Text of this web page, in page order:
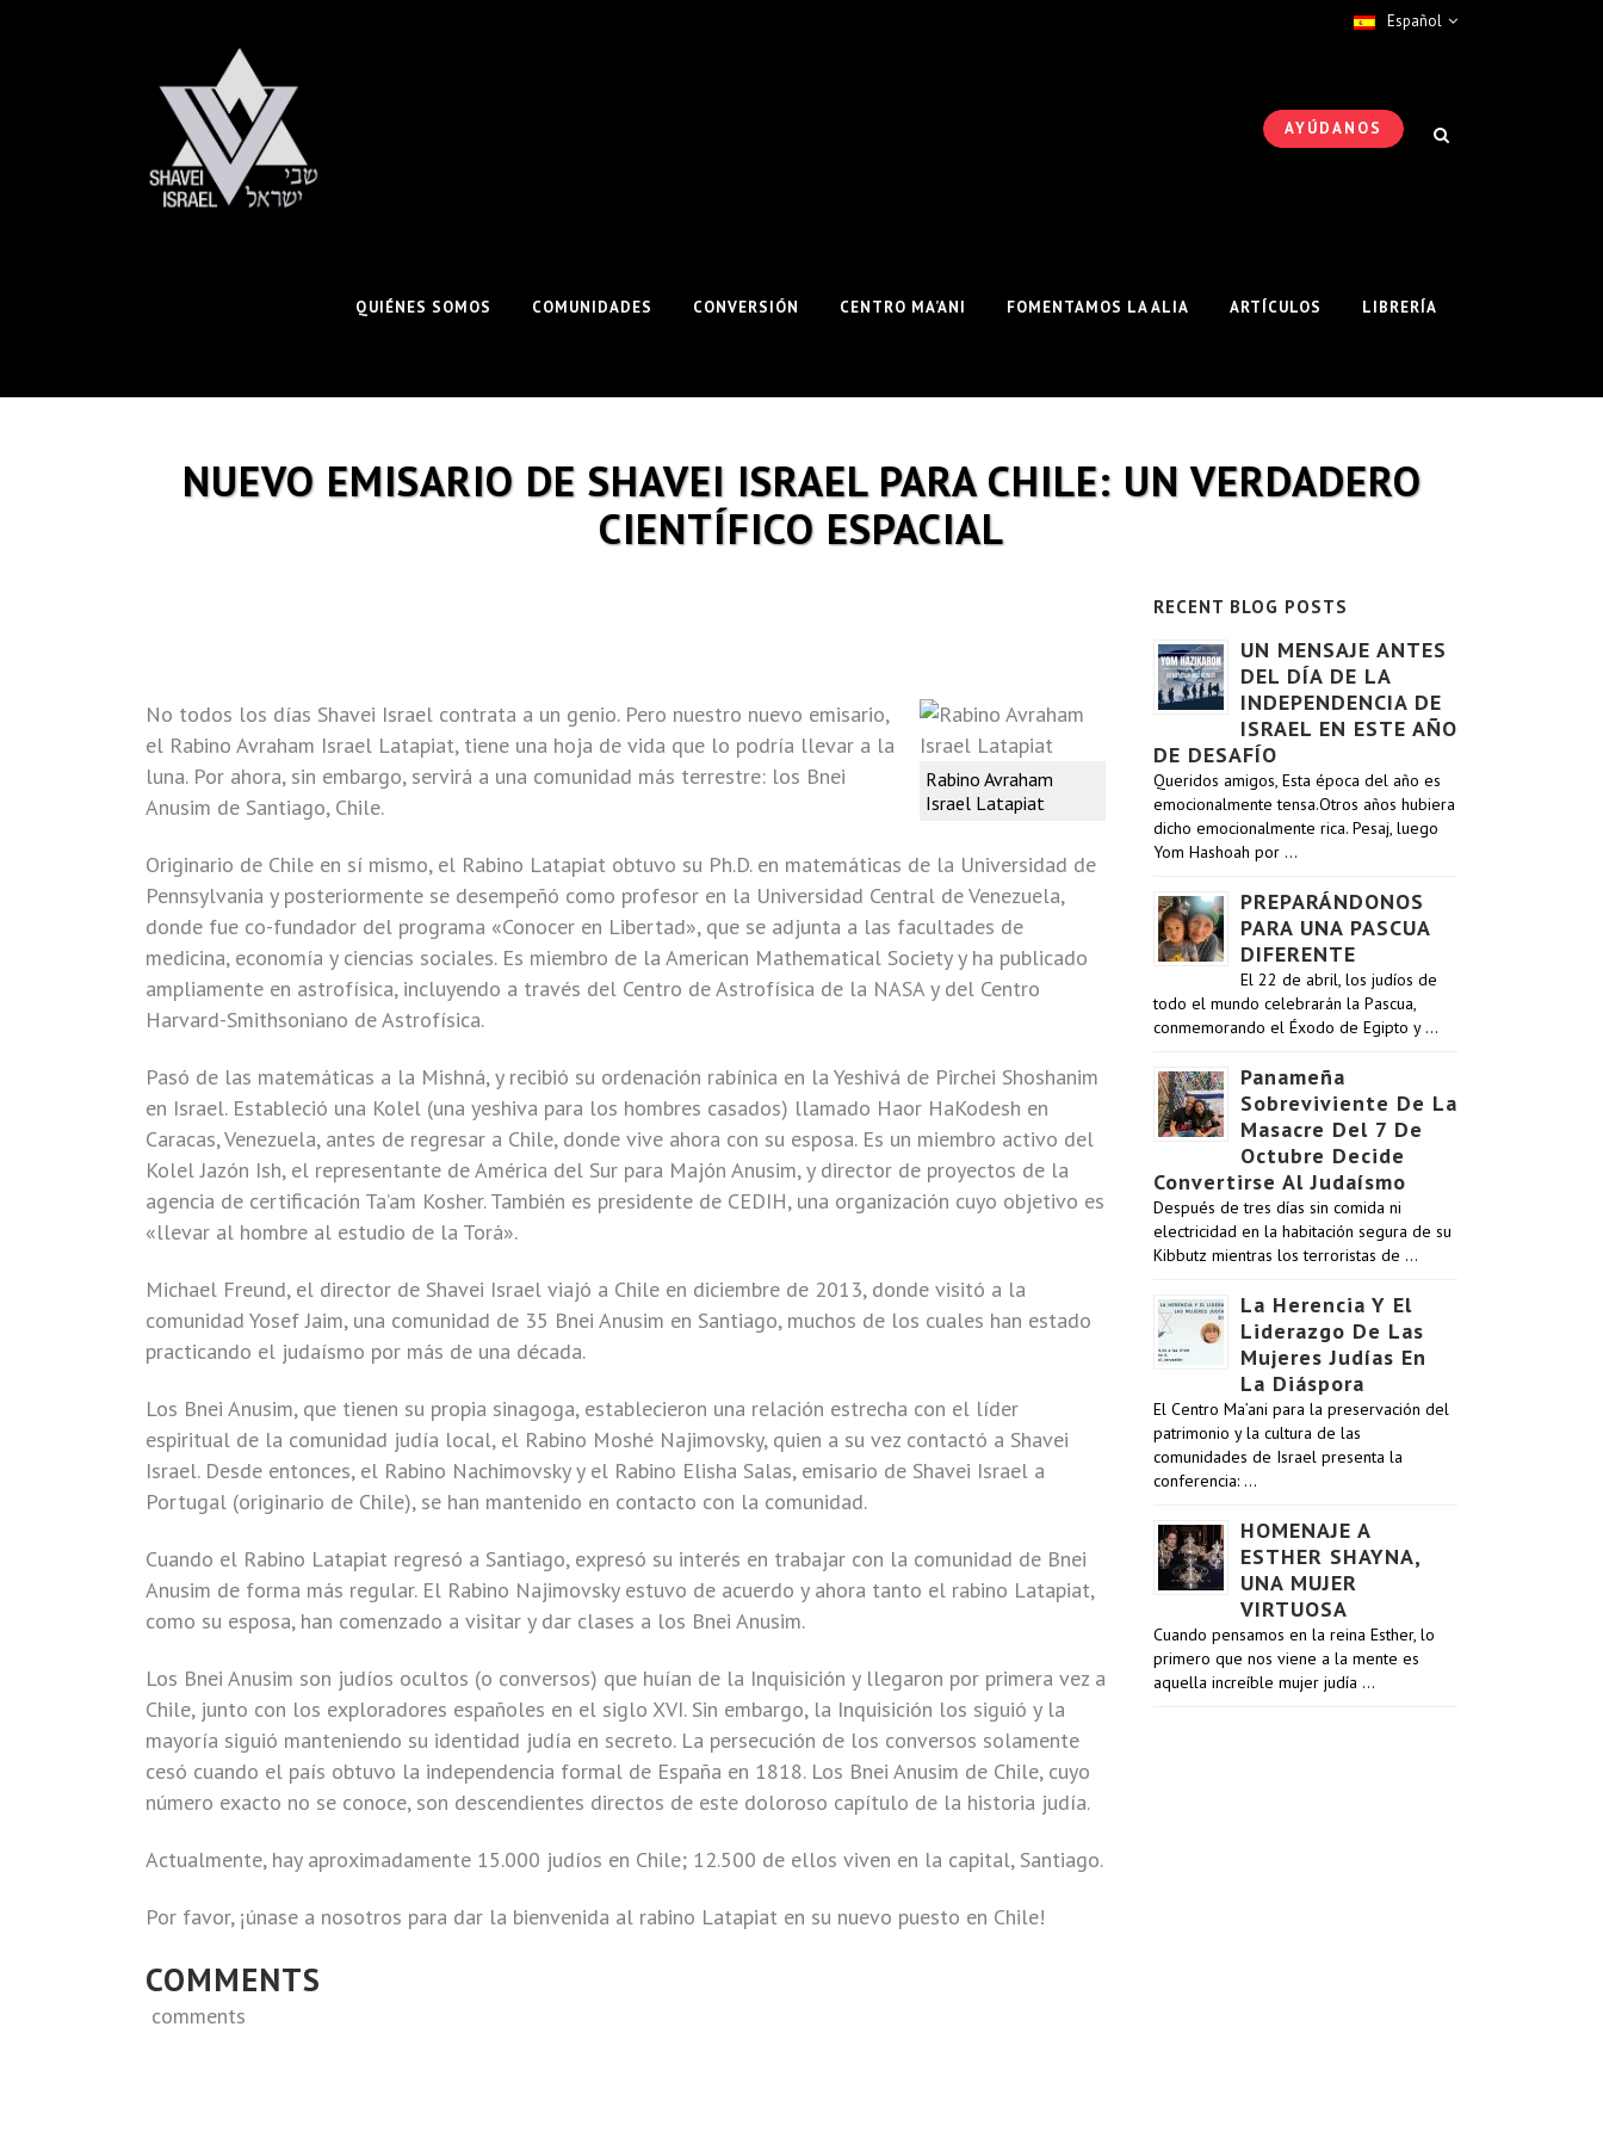
Español
AYÚDANOS
QUIÉNES SOMOS COMUNIDADES CONVERSIÓN CENTRO MA’ANI FOMENTAMOS LA ALIA ARTÍCULOS LIBRERÍA
NUEVO EMISARIO DE SHAVEI ISRAEL PARA CHILE: UN VERDADERO
CIENTÍFICO ESPACIAL
Rabino Avraham
Israel Latapiat
No todos los días Shavei Israel contrata a un genio. Pero nuestro nuevo emisario,
el Rabino Avraham Israel Latapiat, tiene una hoja de vida que lo podría llevar a la
luna. Por ahora, sin embargo, servirá a una comunidad más terrestre: los Bnei
Anusim de Santiago, Chile.
Originario de Chile en sí mismo, el Rabino Latapiat obtuvo su Ph.D. en matemáticas de la Universidad de
Pennsylvania y posteriormente se desempeñó como profesor en la Universidad Central de Venezuela,
donde fue co-fundador del programa «Conocer en Libertad», que se adjunta a las facultades de
medicina, economía y ciencias sociales. Es miembro de la American Mathematical Society y ha publicado
ampliamente en astrofísica, incluyendo a través del Centro de Astrofísica de la NASA y del Centro
Harvard-Smithsoniano de Astrofísica.
Pasó de las matemáticas a la Mishná, y recibió su ordenación rabínica en la Yeshivá de Pirchei Shoshanim
en Israel. Estableció una Kolel (una yeshiva para los hombres casados) llamado Haor HaKodesh en
Caracas, Venezuela, antes de regresar a Chile, donde vive ahora con su esposa. Es un miembro activo del
Kolel Jazón Ish, el representante de América del Sur para Majón Anusim, y director de proyectos de la
agencia de certificación Ta’am Kosher. También es presidente de CEDIH, una organización cuyo objetivo es
«llevar al hombre al estudio de la Torá».
Michael Freund, el director de Shavei Israel viajó a Chile en diciembre de 2013, donde visitó a la
comunidad Yosef Jaim, una comunidad de 35 Bnei Anusim en Santiago, muchos de los cuales han estado
practicando el judaísmo por más de una década.
Los Bnei Anusim, que tienen su propia sinagoga, establecieron una relación estrecha con el líder
espiritual de la comunidad judía local, el Rabino Moshé Najimovsky, quien a su vez contactó a Shavei
Israel. Desde entonces, el Rabino Nachimovsky y el Rabino Elisha Salas, emisario de Shavei Israel a
Portugal (originario de Chile), se han mantenido en contacto con la comunidad.
Cuando el Rabino Latapiat regresó a Santiago, expresó su interés en trabajar con la comunidad de Bnei
Anusim de forma más regular. El Rabino Najimovsky estuvo de acuerdo y ahora tanto el rabino Latapiat,
como su esposa, han comenzado a visitar y dar clases a los Bnei Anusim.
Los Bnei Anusim son judíos ocultos (o conversos) que huían de la Inquisición y llegaron por primera vez a
Chile, junto con los exploradores españoles en el siglo XVI. Sin embargo, la Inquisición los siguió y la
mayoría siguió manteniendo su identidad judía en secreto. La persecución de los conversos solamente
cesó cuando el país obtuvo la independencia formal de España en 1818. Los Bnei Anusim de Chile, cuyo
número exacto no se conoce, son descendientes directos de este doloroso capítulo de la historia judía.
Actualmente, hay aproximadamente 15.000 judíos en Chile; 12.500 de ellos viven en la capital, Santiago.
Por favor, ¡únase a nosotros para dar la bienvenida al rabino Latapiat en su nuevo puesto en Chile!
COMMENTS
comments
RECENT BLOG POSTS
UN MENSAJE ANTES
DEL DÍA DE LA
INDEPENDENCIA DE
ISRAEL EN ESTE AÑO
DE DESAFÍO
Queridos amigos, Esta época del año es
emocionalmente tensa.Otros años hubiera
dicho emocionalmente rica. Pesaj, luego
Yom Hashoah por …
PREPARÁNDONOS
PARA UNA PASCUA
DIFERENTE
El 22 de abril, los judíos de
todo el mundo celebrarán la Pascua,
conmemorando el Éxodo de Egipto y …
Panameña
Sobreviviente De La
Masacre Del 7 De
Octubre Decide
Convertirse Al Judaísmo
Después de tres días sin comida ni
electricidad en la habitación segura de su
Kibbutz mientras los terroristas de …
La Herencia Y El
Liderazgo De Las
Mujeres Judías En
La Diáspora
El Centro Ma’ani para la preservación del
patrimonio y la cultura de las
comunidades de Israel presenta la
conferencia: …
HOMENAJE A
ESTHER SHAYNA,
UNA MUJER
VIRTUOSA
Cuando pensamos en la reina Esther, lo
primero que nos viene a la mente es
aquella increíble mujer judía …